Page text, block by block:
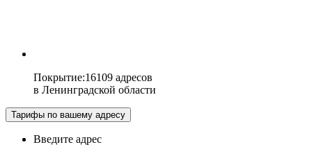
Покрытие:16109 адресов
в Ленинградской области
Тарифы по вашему адресу
Введите адрес